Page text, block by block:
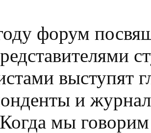
форум
выступят
и
мы